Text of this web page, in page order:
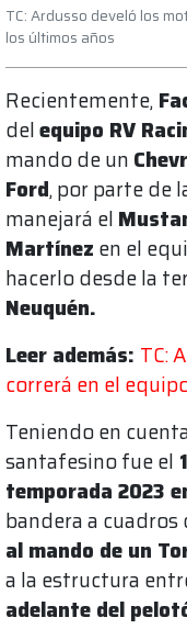
TC: Ardusso develó los
los últimos años
Recientemente,
delequipo RV
mando de un
Ford, por parte de
manejará el
Martínez en el
hacerlo desde la
Neuquén.
Leer además: TC:
correrá en el
Teniendo en
santafesino fue el
temporada 2023
bandera a
al mando de un
a la estructura
adelante del